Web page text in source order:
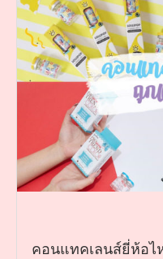
คอนแทคเลนส์ยี่ห้อไ